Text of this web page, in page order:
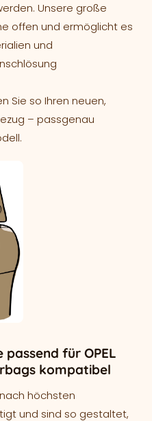
Unsere große
offen und ermöglicht es
und
Sie so Ihren neuen,
– passgenau
passend für OPEL
kompatibel
höchsten
und sind so gestaltet,